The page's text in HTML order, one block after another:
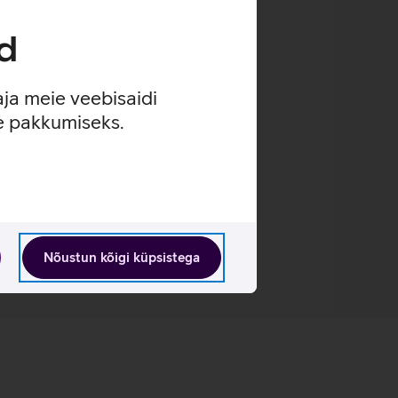
meie veebisaidi
pakkumiseks.
Nõustun kõigi küpsistega
lukustada.